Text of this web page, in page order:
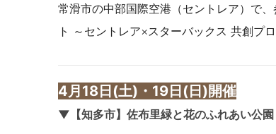
常滑市の中部国際空港（セントレア）で、
ト ～セントレア×スターバックス 共創プ
4月18日(土)・19日(日)開催
▼【知多市】佐布里緑と花のふれあい公